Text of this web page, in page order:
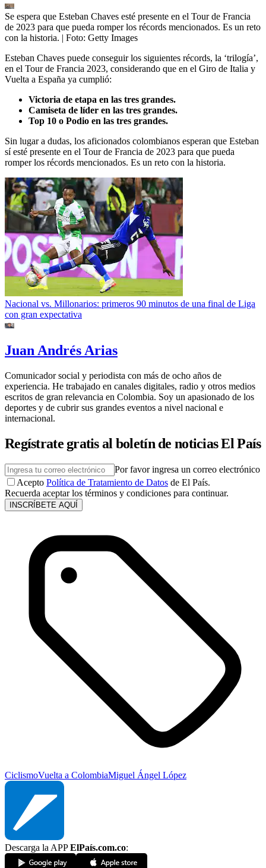
Se espera que Esteban Chaves esté presente en el Tour de Francia
de 2023 para que pueda romper los récords mencionados. Es un reto
con la historia. | Foto: Getty Images
Esteban Chaves puede conseguir los siguientes récords, la ‘trilogía’,
en el Tour de Francia 2023, considerando que en el Giro de Italia y
Vuelta a España ya cumplió:
Victoria de etapa en las tres grandes.
Camiseta de líder en las tres grandes.
Top 10 o Podio en las tres grandes.
Sin lugar a dudas, los aficionados colombianos esperan que Esteban
sí esté presente en el Tour de Francia de 2023 para que pueda
romper los récords mencionados. Es un reto con la historia.
Nacional vs. Millonarios: primeros 90 minutos de una final de Liga
con gran expectativa
Juan Andrés Arias
Comunicador social y periodista con más de ocho años de
experiencia. He trabajado en canales digitales, radio y otros medios
escritos de gran relevancia en Colombia. Soy un apasionado de los
deportes y de cubrir sus grandes eventos a nivel nacional e
internacional.
Regístrate gratis al boletín de noticias El País
Por favor ingresa un correo electrónico
Acepto Política de Tratamiento de Datos de El País.
Recuerda aceptar los términos y condiciones para continuar.
INSCRÍBETE AQUÍ
CiclismoVuelta a ColombiaMiguel Ángel López
Descarga la APPElPaís.com.co: